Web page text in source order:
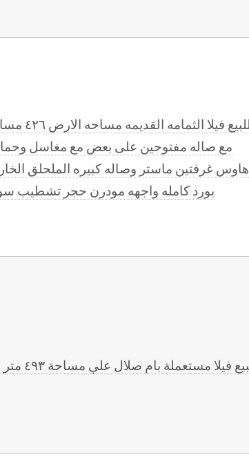
هاوس غرفتين ماستر وصاله كبيره الملحلق